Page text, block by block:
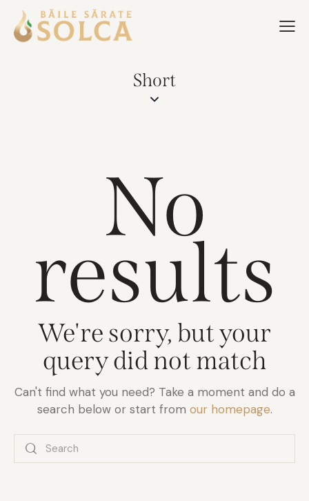
Short
No
results
We're sorry, but your
query did not match
Can't find what you need? Take a moment and do a
search below or start from our homepage.